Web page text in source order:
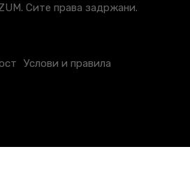
Сите права задржани.
Услови и правила